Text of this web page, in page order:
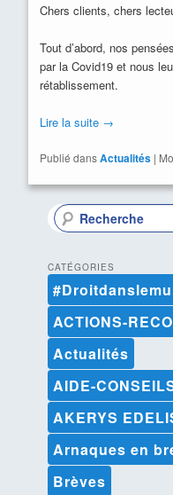
Chers clients, chers
Tout d’abord, nos
par la Covid19 et nous
rétablissement.
Lire la suite →
Publié dansActualités |
R
e
h
e
c
h
CATÉGORIES
ACTIONS-
Actualités
AIDE-
AKERYS
Arnaques en
Brèves